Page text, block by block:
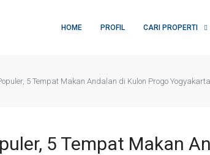
HOME PROFIL CARI PROPERTI
5 Tempat Makan Andalan di Kulon Progo Yogyakarta
5 Tempat Makan